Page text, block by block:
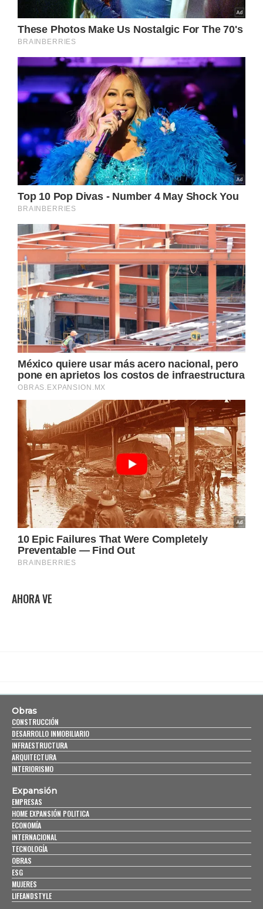
AHORA VE
Obras
CONSTRUCCIÓN
DESARROLLO INMOBILIARIO
INFRAESTRUCTURA
ARQUITECTURA
INTERIORISMO
Expansión
EMPRESAS
HOME EXPANSIÓN POLITICA
ECONOMÍA
INTERNACIONAL
TECNOLOGÍA
OBRAS
ESG
MUJERES
LIFEANDSTYLE